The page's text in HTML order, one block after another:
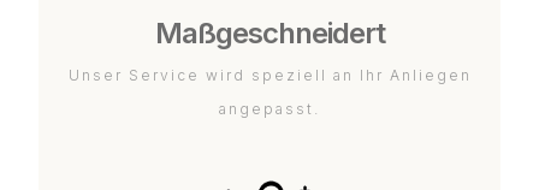
Maßgeschneidert
Unser Service wird speziell an Ihr Anliegen
angepasst.